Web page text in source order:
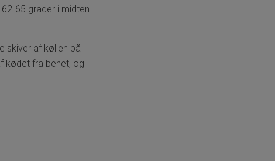
65 grader i midten
skiver af køllen på
kødet fra benet, og